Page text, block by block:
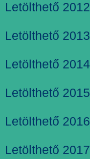
Letölthető
Letölthető
Letölthető
Letölthető
Letölthető
Letölthető